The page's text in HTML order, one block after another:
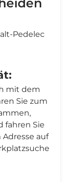
Pedelec
mit dem
Sie zum
fahren Sie
auf